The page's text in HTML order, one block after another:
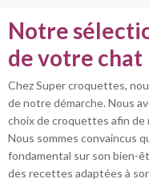
Notre
de votre chat
Chez Super croquettes,
de notre démarche. Nous
choix de croquettes afin de
Nous sommes convaincus
fondamental sur son bien-
des recettes adaptées à